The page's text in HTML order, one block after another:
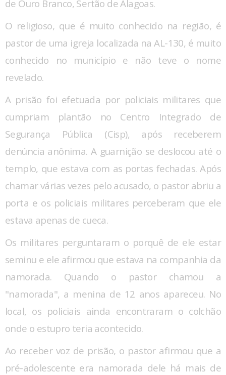
de Ouro Branco, Sertão de Alagoas.
O religioso, que é muito conhecido na região, é
pastor de uma igreja localizada na AL-130, é muito
conhecido no município e não teve o nome
revelado.
A prisão foi efetuada por policiais militares que
cumpriam plantão no Centro Integrado de
Segurança Pública (Cisp), após receberem
denúncia anônima. A guarnição se deslocou até o
templo, que estava com as portas fechadas. Após
chamar várias vezes pelo acusado, o pastor abriu a
porta e os policiais militares perceberam que ele
estava apenas de cueca.
Os militares perguntaram o porquê de ele estar
seminu e ele afirmou que estava na companhia da
namorada. Quando o pastor chamou a
"namorada", a menina de 12 anos apareceu. No
local, os policiais ainda encontraram o colchão
onde o estupro teria acontecido.
Ao receber voz de prisão, o pastor afirmou que a
pré-adolescente era namorada dele há mais de